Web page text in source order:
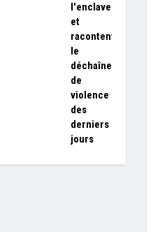
l'enclave
et
racontent
le
déchaînement
de
violence
des
derniers
jours